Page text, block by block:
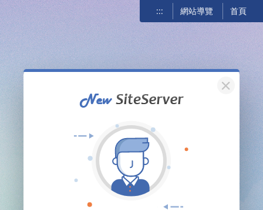
::: 網站導覽 首頁
關閉